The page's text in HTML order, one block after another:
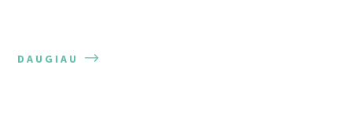
DAUGIAU